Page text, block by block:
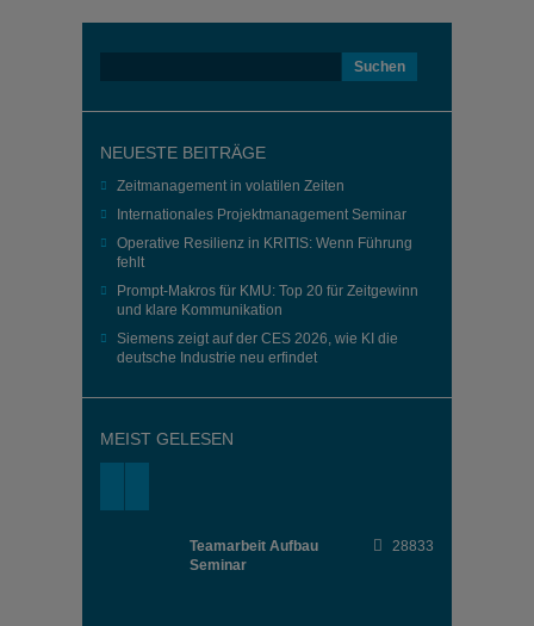
NEUESTE BEITRÄGE
Zeitmanagement in volatilen Zeiten
Internationales Projektmanagement Seminar
Operative Resilienz in KRITIS: Wenn Führung
fehlt
Prompt-Makros für KMU: Top 20 für Zeitgewinn
und klare Kommunikation
Siemens zeigt auf der CES 2026, wie KI die
deutsche Industrie neu erfindet
MEIST GELESEN
Teamarbeit Aufbau
Seminar
28833